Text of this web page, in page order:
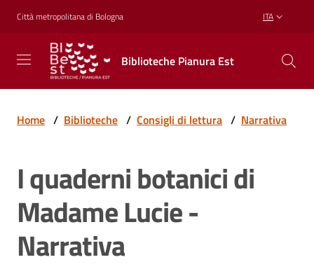
Vai al contenuto
Vai alla navigazione
Vai al footer
Città metropolitana di Bologna ITA
Biblioteche Pianura Est
Biblioteche
Pianura
Est
CREARE,
RICREARSI
Biblioteche
Cosa
offriamo
Home / Biblioteche / Consigli di lettura / Narrativa
I quaderni botanici di
Madame Lucie -
Narrativa